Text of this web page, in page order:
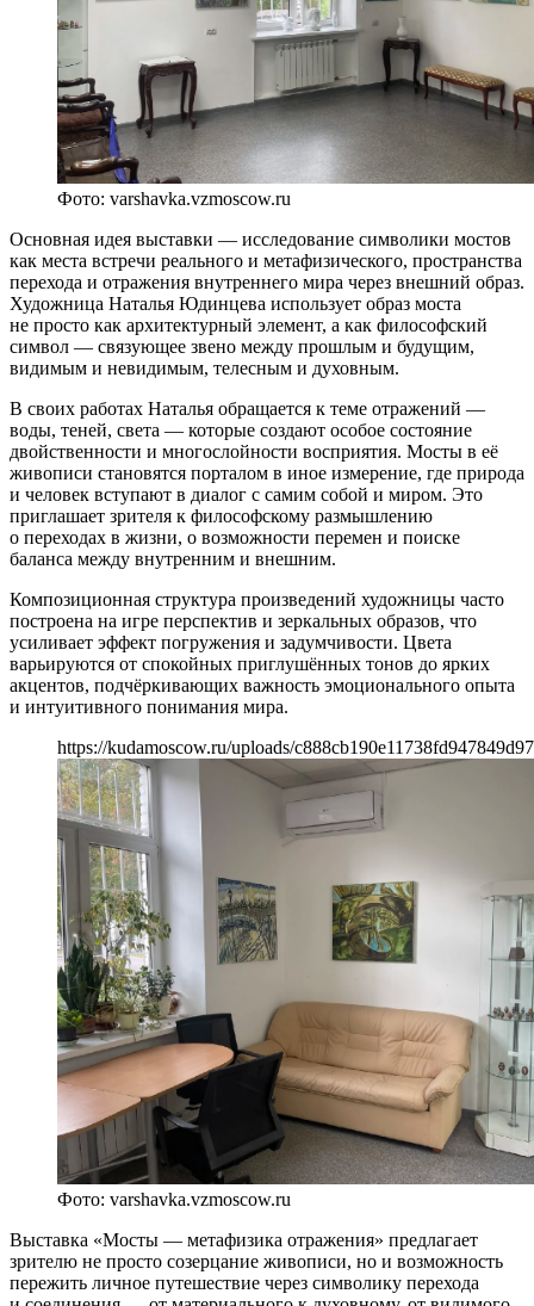
Фото: varshavka.vzmoscow.ru
Основная идея выставки — исследование символики мостов
как места встречи реального и метафизического, пространства
перехода и отражения внутреннего мира через внешний образ.
Художница Наталья Юдинцева использует образ моста
не просто как архитектурный элемент, а как философский
символ — связующее звено между прошлым и будущим,
видимым и невидимым, телесным и духовным.
В своих работах Наталья обращается к теме отражений —
воды, теней, света — которые создают особое состояние
двойственности и многослойности восприятия. Мосты в её
живописи становятся порталом в иное измерение, где природа
и человек вступают в диалог с самим собой и миром. Это
приглашает зрителя к философскому размышлению
о переходах в жизни, о возможности перемен и поиске
баланса между внутренним и внешним.
Композиционная структура произведений художницы часто
построена на игре перспектив и зеркальных образов, что
усиливает эффект погружения и задумчивости. Цвета
варьируются от спокойных приглушённых тонов до ярких
акцентов, подчёркивающих важность эмоционального опыта
и интуитивного понимания мира.
https://kudamoscow.ru/uploads/
Фото: varshavka.vzmoscow.ru
Выставка «Мосты — метафизика отражения» предлагает
зрителю не просто созерцание живописи, но и возможность
пережить личное путешествие через символику перехода